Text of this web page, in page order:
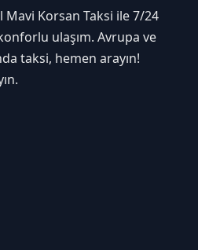
Korsan Taksi ile 7/24
ulaşım. Avrupa ve
taksi, hemen arayın!